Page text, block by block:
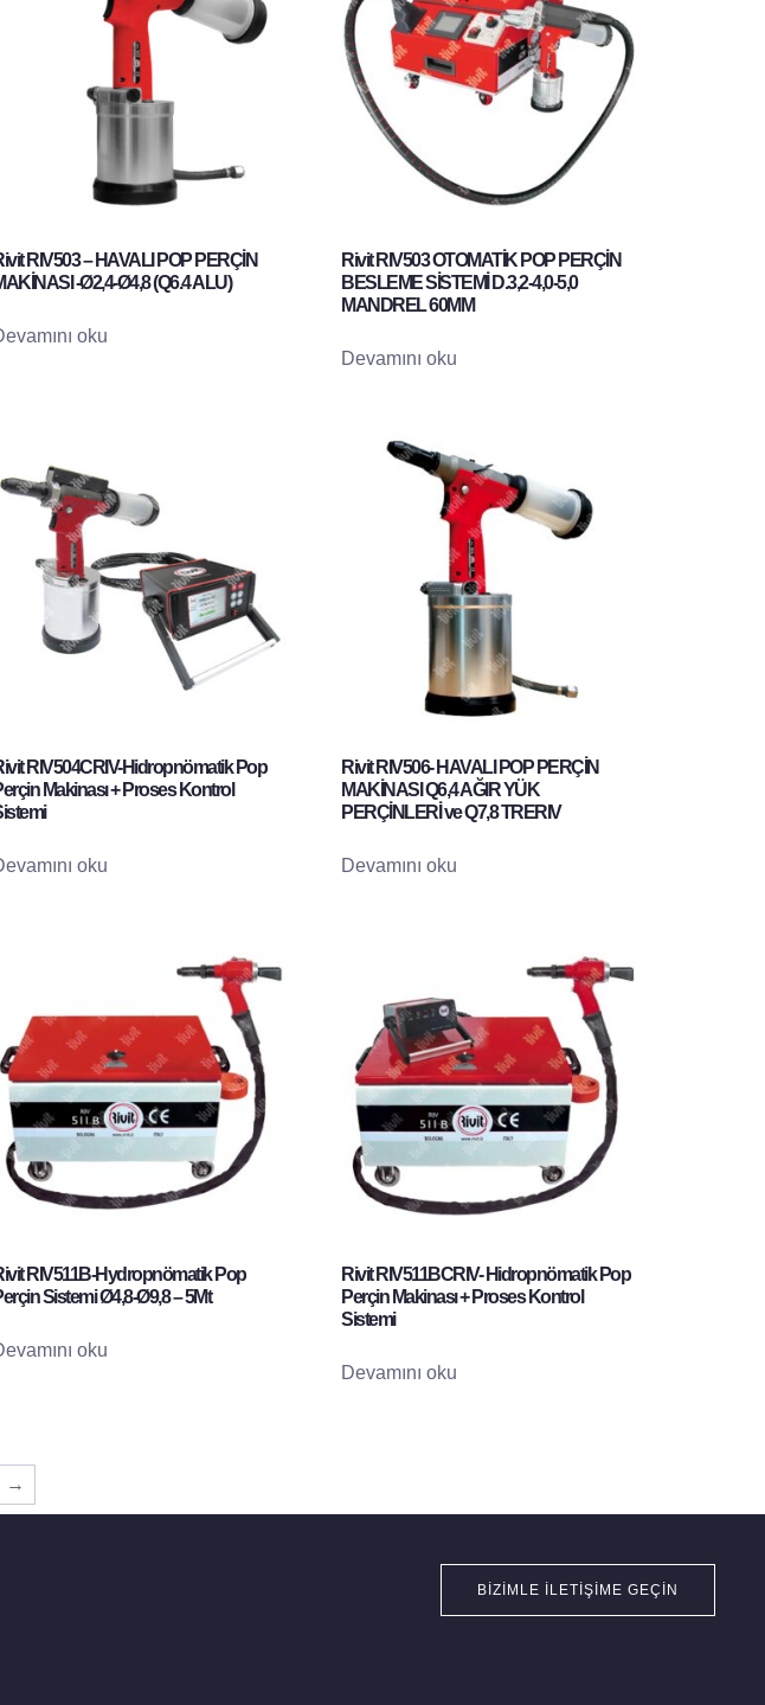
RIV503 – HAVALI POP PERÇİN
-Ø2,4-Ø4,8 (Q6.4 ALU)
oku
Rivit RIV503 OTOMATİK POP PERÇİN
BESLEME SİSTEMİ D.3,2-4,0-5,0
MANDREL 60MM
Devamını oku
RIV504CRIV-Hidropnömatik Pop
Makinası + Proses Kontrol
oku
Rivit RIV506- HAVALI POP PERÇİN
MAKİNASI Q6,4 AĞIR YÜK
PERÇİNLERİ ve Q7,8 TRERIV
Devamını oku
RIV511B-Hydropnömatik Pop
Sistemi Ø4,8-Ø9,8 – 5Mt
oku
Rivit RIV511BCRIV- Hidropnömatik Pop
Perçin Makinası + Proses Kontrol
Sistemi
Devamını oku
→
BIZIMLE İLETIŞIME GEÇIN